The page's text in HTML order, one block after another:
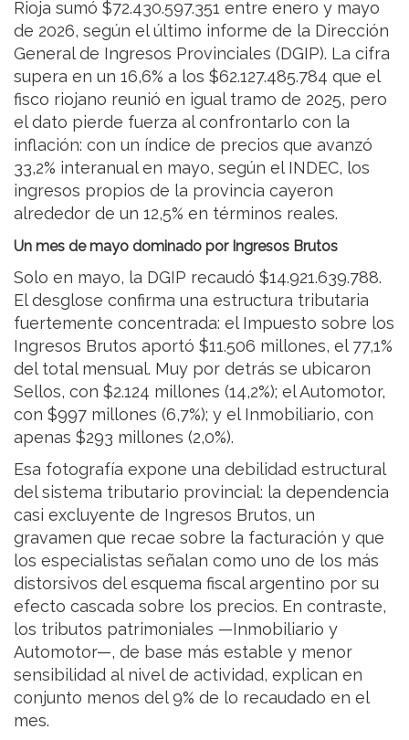
Rioja sumó $72.430.597.351 entre enero y mayo
de 2026, según el último informe de la Dirección
General de Ingresos Provinciales (DGIP). La cifra
supera en un 16,6% a los $62.127.485.784 que el
fisco riojano reunió en igual tramo de 2025, pero
el dato pierde fuerza al confrontarlo con la
inflación: con un índice de precios que avanzó
33,2% interanual en mayo, según el INDEC, los
ingresos propios de la provincia cayeron
alrededor de un 12,5% en términos reales.
Un mes de mayo dominado por Ingresos Brutos
Solo en mayo, la DGIP recaudó $14.921.639.788.
El desglose confirma una estructura tributaria
fuertemente concentrada: el Impuesto sobre los
Ingresos Brutos aportó $11.506 millones, el 77,1%
del total mensual. Muy por detrás se ubicaron
Sellos, con $2.124 millones (14,2%); el Automotor,
con $997 millones (6,7%); y el Inmobiliario, con
apenas $293 millones (2,0%).
Esa fotografía expone una debilidad estructural
del sistema tributario provincial: la dependencia
casi excluyente de Ingresos Brutos, un
gravamen que recae sobre la facturación y que
los especialistas señalan como uno de los más
distorsivos del esquema fiscal argentino por su
efecto cascada sobre los precios. En contraste,
los tributos patrimoniales —Inmobiliario y
Automotor—, de base más estable y menor
sensibilidad al nivel de actividad, explican en
conjunto menos del 9% de lo recaudado en el
mes.